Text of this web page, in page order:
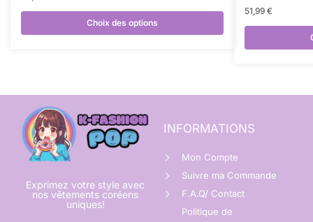
Choix des options
51,99 €
Exprimez votre style avec
nos vêtements coréens
uniques!
INFORMATIONS
Mon Compte
Suivre ma Commande
F.A.Q/ Contact
Politique de